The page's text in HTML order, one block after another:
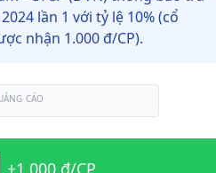
lần 1 với tỷ lệ 10% (cổ
nhận 1.000 đ/CP).
CÁO
+1.000 đ/CP